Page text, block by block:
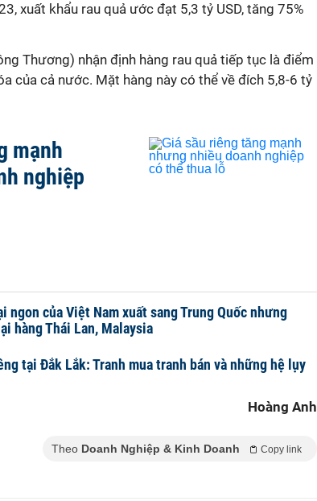
xuất khẩu rau quả ước đạt 5,3 tỷ USD, tăng 75%
Thương) nhận định hàng rau quả tiếp tục là điểm
của cả nước. Mặt hàng này có thể về đích 5,8-6 tỷ
mạnh
nghiệp
ngon của Việt Nam xuất sang Trung Quốc nhưng
hàng Thái Lan, Malaysia
tại Đắk Lắk: Tranh mua tranh bán và những hệ lụy
Hoàng Anh
Theo Doanh Nghiệp & Kinh Doanh Copy link